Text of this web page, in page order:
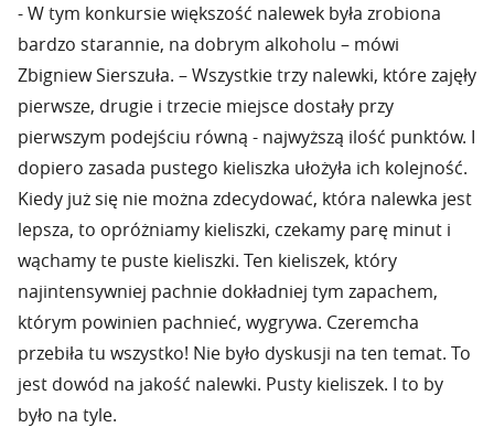
- W tym konkursie większość nalewek była zrobiona
bardzo starannie, na dobrym alkoholu – mówi
Zbigniew Sierszuła. – Wszystkie trzy nalewki, które zajęły
pierwsze, drugie i trzecie miejsce dostały przy
pierwszym podejściu równą - najwyższą ilość punktów. I
dopiero zasada pustego kieliszka ułożyła ich kolejność.
Kiedy już się nie można zdecydować, która nalewka jest
lepsza, to opróżniamy kieliszki, czekamy parę minut i
wąchamy te puste kieliszki. Ten kieliszek, który
najintensywniej pachnie dokładniej tym zapachem,
którym powinien pachnieć, wygrywa. Czeremcha
przebiła tu wszystko! Nie było dyskusji na ten temat. To
jest dowód na jakość nalewki. Pusty kieliszek. I to by
było na tyle.